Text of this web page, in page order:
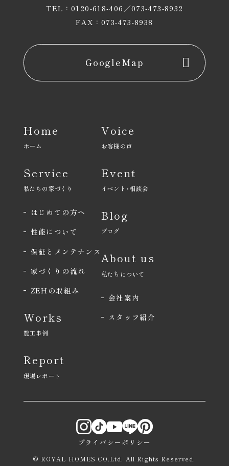
TEL：0120-618-406／073-473-8932
FAX：073-473-8938
GoogleMap
Home
ホーム
Service
私たちの家づくり
はじめての方へ
性能について
保証とメンテナンス
家づくりの流れ
ZEHの取組み
Works
施工事例
Report
現場レポート
Voice
お客様の声
Event
イベント･相談会
Blog
ブログ
About us
私たちについて
会社案内
スタッフ紹介
プライバシーポリシー
© ROYAL HOMES CO.Ltd. All Rights Reserved.